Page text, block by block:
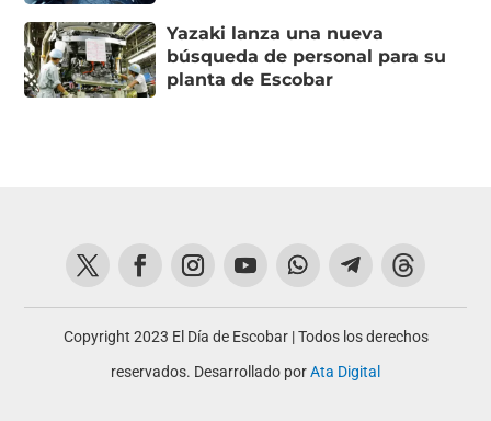
Yazaki lanza una nueva
búsqueda de personal para su
planta de Escobar
Copyright 2023 El Día de Escobar | Todos los derechos
reservados. Desarrollado porAta Digital